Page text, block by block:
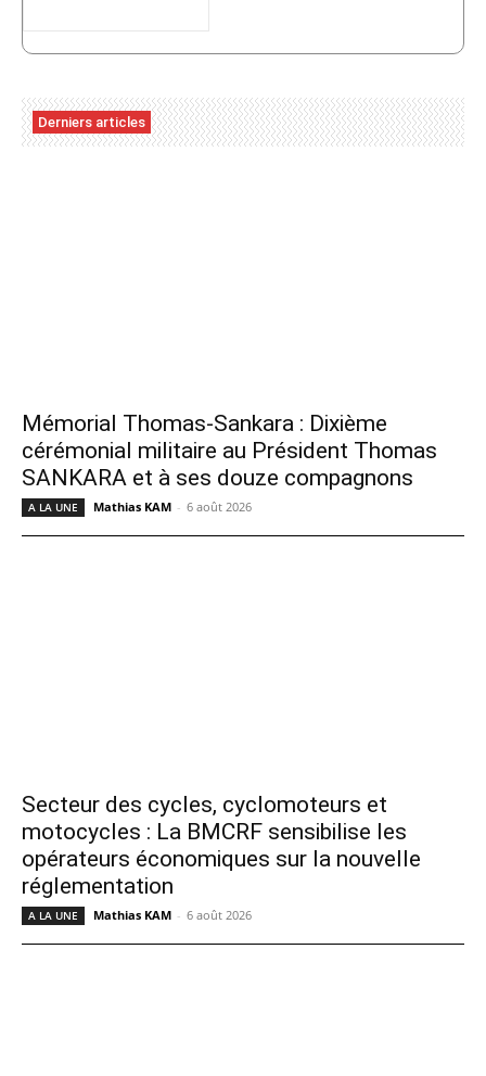
Derniers articles
Mémorial Thomas-Sankara : Dixième
cérémonial militaire au Président Thomas
SANKARA et à ses douze compagnons
A LA UNE Mathias KAM - 6 août 2026
Secteur des cycles, cyclomoteurs et
motocycles : La BMCRF sensibilise les
opérateurs économiques sur la nouvelle
réglementation
A LA UNE Mathias KAM - 6 août 2026